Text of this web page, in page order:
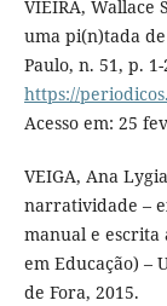
VIEIRA, Wallace
uma pi(n)tada
Paulo, n. 51, p.
https://
Acesso em: 25
VEIGA, Ana
narratividade –
manual e escrita
em Educação) –
de Fora, 2015.